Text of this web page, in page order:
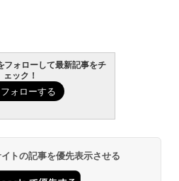
フォローして最新記事をチ
ェック！
トの記事を優先表示させる